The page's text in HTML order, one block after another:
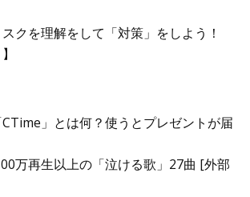
クを理解をして「対策」をしよう！
」とは何？使うとプレゼントが届
万再生以上の「泣ける歌」27曲 [外部